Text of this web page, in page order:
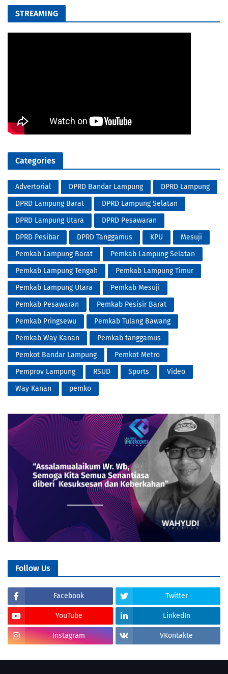
STREAMING
Categories
Advertorial DPRD Bandar Lampung
DPRD Lampung
DPRD Lampung Barat
DPRD Lampung Selatan
DPRD Lampung Utara
DPRD Pesawaran
DPRD Pesibar
DPRD Tanggamus KPU
Mesuji
Pemkab Lampung Barat
Pemkab Lampung Selatan
Pemkab Lampung Tengah
Pemkab Lampung Timur
Pemkab Lampung Utara
Pemkab Mesuji
Pemkab Pesawaran
Pemkab Pesisir Barat
Pemkab Pringsewu
Pemkab Tulang Bawang
Pemkab Way Kanan
Pemkab tanggamus
Pemkot Bandar Lampung
Pemkot Metro
Pemprov Lampung
RSUD Sports
Video
Way Kanan
pemko
Follow Us
Facebook Twitter
YouTube LinkedIn
Instagram VKontakte